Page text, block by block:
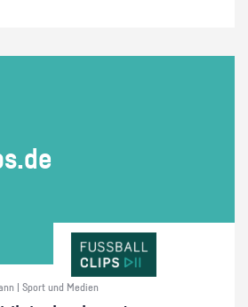
| Sport und Medien